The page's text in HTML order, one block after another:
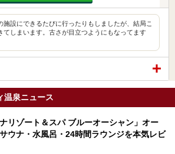
施設にできるたびに行ったりもしましたが、結局こ
てしまいます。古さが目立つようにもなってます
温泉ニュース
ナリゾート＆スパ ブルーオーシャン」オー
ウナ・水風呂・24時間ラウンジを本気レビ